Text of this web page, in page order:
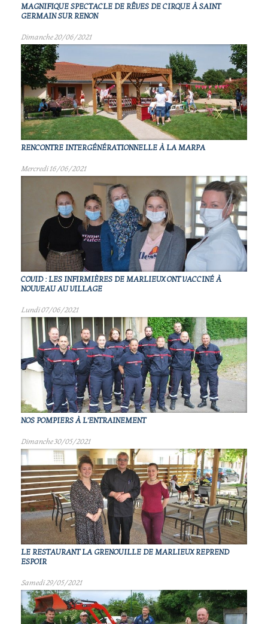
MAGNIFIQUE SPECTACLE DE RÊVES DE CIRQUE À SAINT
GERMAIN SUR RENON
Dimanche 20/06/2021
RENCONTRE INTERGÉNÉRATIONNELLE À LA MARPA
Mercredi 16/06/2021
COVID : LES INFIRMIÈRES DE MARLIEUX ONT VACCINÉ À
NOUVEAU AU VILLAGE
Lundi 07/06/2021
NOS POMPIERS À L'ENTRAINEMENT
Dimanche 30/05/2021
LE RESTAURANT LA GRENOUILLE DE MARLIEUX REPREND
ESPOIR
Samedi 29/05/2021